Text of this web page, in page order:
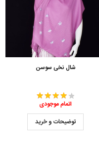
شال نخی سوسن
اتمام موجودی
توضیحات و خرید